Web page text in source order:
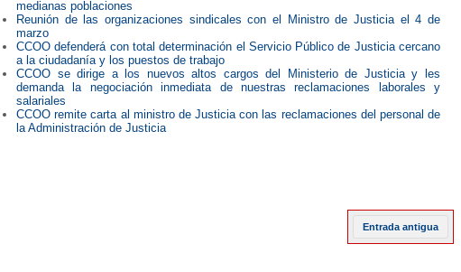
medianas poblaciones
Reunión de las organizaciones sindicales con el Ministro de Justicia el 4 de
marzo
CCOO defenderá con total determinación el Servicio Público de Justicia cercano
a la ciudadanía y los puestos de trabajo
CCOO se dirige a los nuevos altos cargos del Ministerio de Justicia y les
demanda la negociación inmediata de nuestras reclamaciones laborales y
salariales
CCOO remite carta al ministro de Justicia con las reclamaciones del personal de
la Administración de Justicia
Entrada antigua